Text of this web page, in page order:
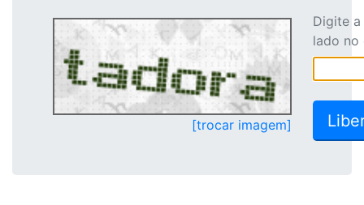
[trocar imagem]
Digite
lado no